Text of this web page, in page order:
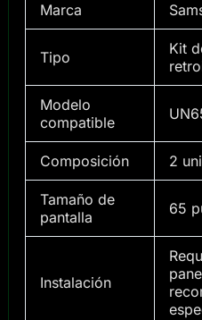
Marca
Tipo
Kit
Modelo
compatible
Composición 2
Tamaño de
pantalla
65
Instalación